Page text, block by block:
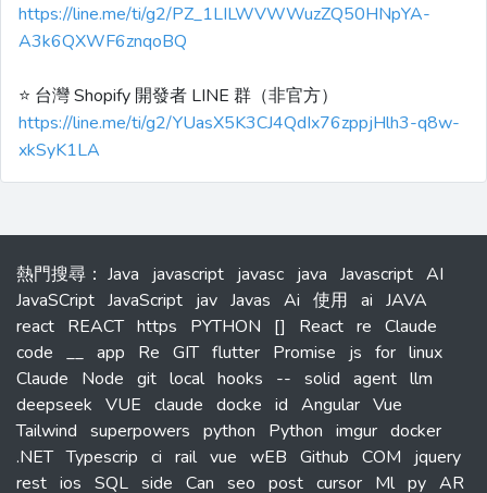
https://line.me/ti/g2/PZ_1LILWVWWuzZQ50HNpYA-
A3k6QXWF6znqoBQ
⭐️ 台灣 Shopify 開發者 LINE 群（非官方）
https://line.me/ti/g2/YUasX5K3CJ4QdIx76zppjHlh3-q8w-
xkSyK1LA
熱門搜尋 ： Java javascript javasc java Javascript AI
JavaSCript JavaScript jav Javas Ai 使用 ai JAVA
react REACT https PYTHON [] React re Claude
code __ app Re GIT flutter Promise js for linux
Claude
Node git local hooks -- solid agent llm
deepseek VUE claude docke id Angular Vue
Tailwind superpowers python Python imgur docker
.NET Typescrip ci rail vue wEB Github COM
jquery
rest ios SQL side Can seo post cursor Ml py AR